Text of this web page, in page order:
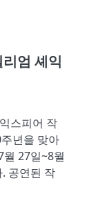
엄 셰익
스피어 작
년을 맞아
27일~8월
공연된 작